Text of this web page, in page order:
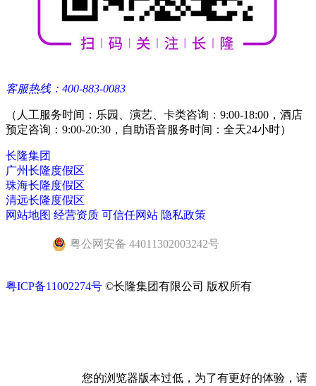
客服热线：400-883-0083
（人工服务时间：乐园、演艺、卡类咨询：9:00-18:00，酒店
预定咨询：9:00-20:30，自助语音服务时间：全天24小时）
长隆集团
广州长隆度假区
珠海长隆度假区
清远长隆度假区
网站地图 经营资质 可信任网站 隐私政策
粤公网安备 44011302003242号
粤ICP备11002274号 ©长隆集团有限公司 版权所有
您的浏览器版本过低，为了有更好的体验，请